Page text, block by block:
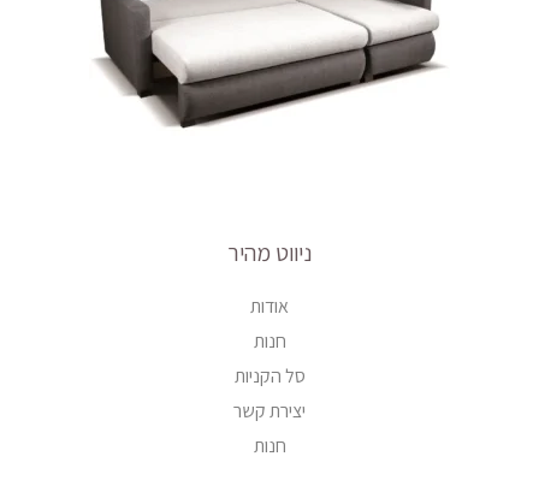
ניווט מהיר
אודות
חנות
סל הקניות
יצירת קשר
חנות